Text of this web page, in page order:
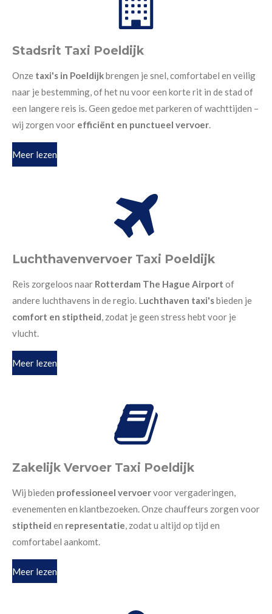
Stadsrit Taxi Poeldijk
Onze taxi's in Poeldijkbrengen je snel, comfortabel en veilig
naar je bestemming, of het nu voor een korte rit in de stad of
een langere reis is. Geen gedoe met parkeren of wachttijden –
wij zorgen voor efficiënt en punctueel vervoer.
Meer lezen
Luchthavenvervoer Taxi Poeldijk
Reis zorgeloos naar Rotterdam The Hague Airport of
andere luchthavens in de regio. Luchthaven taxi'sbieden je
comfort en stiptheid, zodat je geen stress hebt voor je
vlucht.
Meer lezen
Zakelijk Vervoer Taxi Poeldijk
Wij bieden professioneel vervoervoor vergaderingen,
evenementen en klantbezoeken. Onze chauffeurs zorgen voor
stiptheid en representatie, zodat u altijd op tijd en
comfortabel aankomt.
Meer lezen